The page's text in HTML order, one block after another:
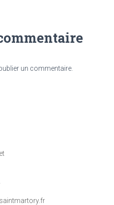
un commentaire.